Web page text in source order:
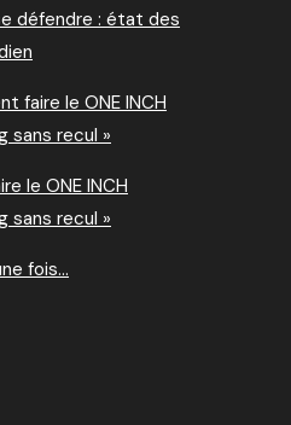
défendre : état des
faire le ONE INCH
sans recul »
le ONE INCH
sans recul »
fois…